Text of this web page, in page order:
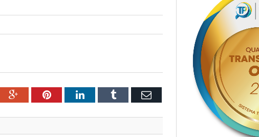
Google+PinterestLinkedInTumblr Email